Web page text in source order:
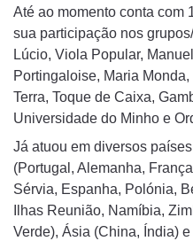
Até ao momento conta com
sua participação nos
Lúcio, Viola Popular,
Portingaloise, Maria
Terra, Toque de Caixa,
Universidade do Minho e
Já atuou em diversos
(Portugal, Alemanha,
Sérvia, Espanha, Polónia,
Ilhas Reunião, Namíbia,
Verde), Ásia (China, Índia)